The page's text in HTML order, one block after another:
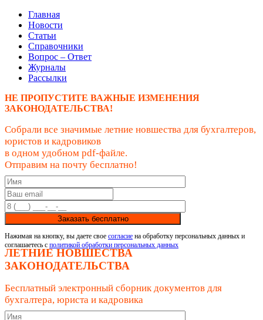
Главная
Новости
Статьи
Справочники
Вопрос – Ответ
Журналы
Рассылки
НЕ ПРОПУСТИТЕ ВАЖНЫЕ ИЗМЕНЕНИЯ
ЗАКОНОДАТЕЛЬСТВА!
Собрали все значимые летние новшества для бухгалтеров,
юристов и кадровиков
в одном удобном pdf-файле.
Отправим на почту бесплатно!
Заказать бесплатно
Нажимая на кнопку, вы даете свое согласие на обработку персональных данных и
соглашаетесь с политикой обработки персональных данных
ЛЕТНИЕ НОВШЕСТВА
ЗАКОНОДАТЕЛЬСТВА
Бесплатный электронный сборник документов для
бухгалтера, юриста и кадровика